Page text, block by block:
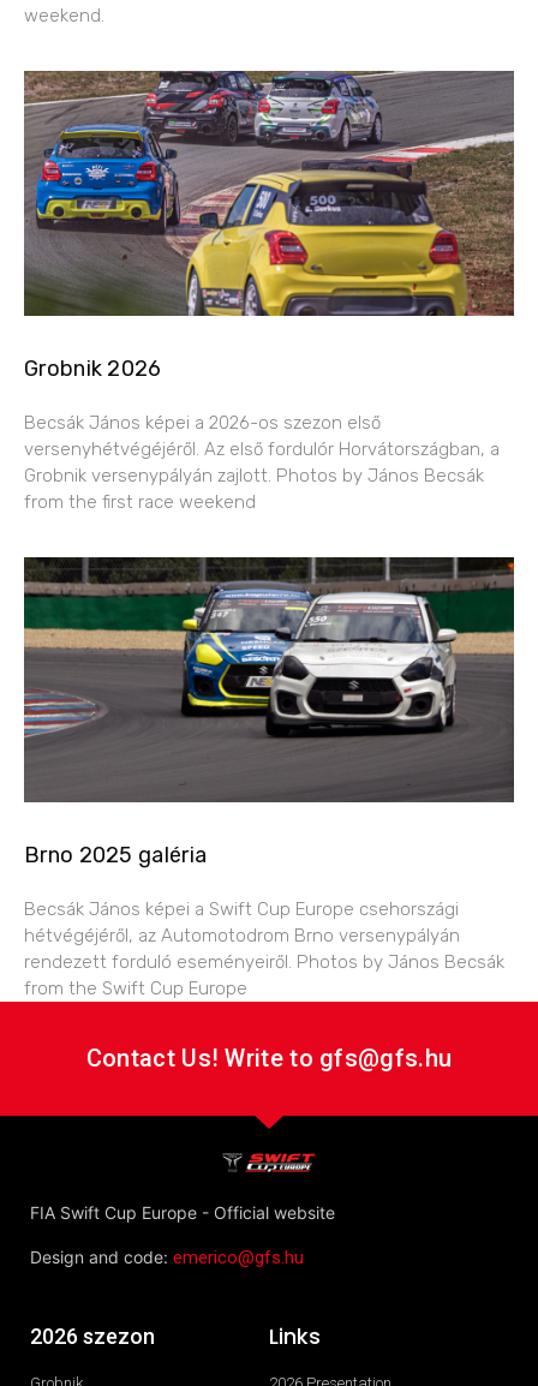
weekend.
Grobnik 2026
Becsák János képei a 2026-os szezon első
versenyhétvégéjéről. Az első fordulór Horvátországban, a
Grobnik versenypályán zajlott. Photos by János Becsák
from the first race weekend
Brno 2025 galéria
Becsák János képei a Swift Cup Europe csehországi
hétvégéjéről, az Automotodrom Brno versenypályán
rendezett forduló eseményeiről. Photos by János Becsák
from the Swift Cup Europe
Contact Us! Write to gfs@gfs.hu
FIA Swift Cup Europe - Official website
Design and code: emerico@gfs.hu
2026 szezon Links